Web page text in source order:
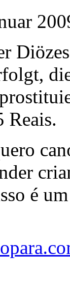
Reais.
é